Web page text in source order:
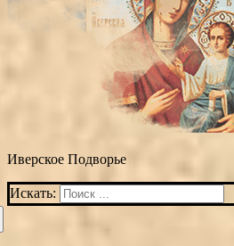
Иверское Подворье
Искать: